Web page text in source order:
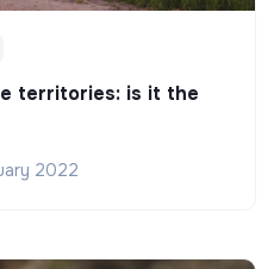
territories: is it the
2022